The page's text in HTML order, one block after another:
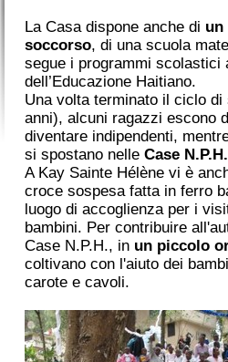
La Casa dispone anche di un
soccorso, di una scuola
segue i programmi scolastici
dell’Educazione Haitiano.
Una volta terminato il ciclo
anni), alcuni ragazzi escono
diventare indipendenti,
si spostano nelle Case
A Kay Sainte Hélène vi è
croce sospesa fatta in ferro
luogo di accoglienza per i
bambini. Per contribuire
Case N.P.H., in un piccolo
coltivano con l'aiuto dei
carote e cavoli.